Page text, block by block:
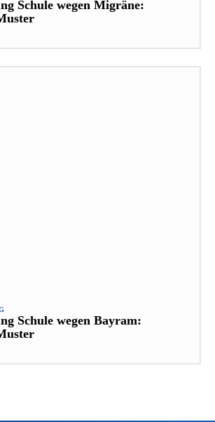
Schule wegen Migräne:
Schule wegen Bayram: